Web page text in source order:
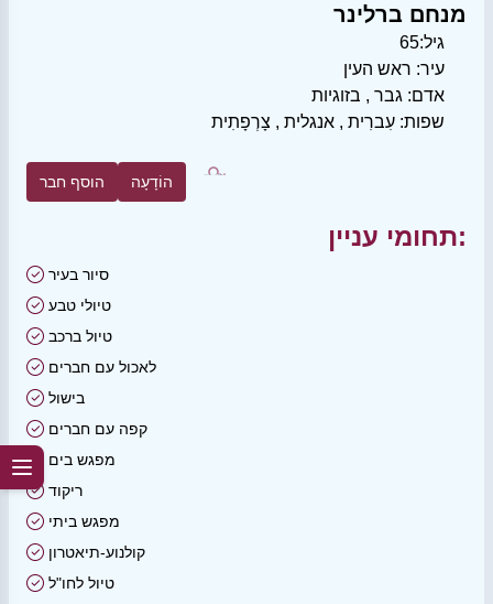
מנחם ברלינר
גיל:65
עיר: ראש העין
אדם: גבר , בזוגיות
שפות: עִברִית , אנגלית , צָרְפָתִית
הוסף חבר הוֹדָעָה
תחומי עניין:
סיור בעיר
טיולי טבע
טיול ברכב
לאכול עם חברים
בישול
קפה עם חברים
מפגש בים
ריקוד
מפגש ביתי
קולנוע-תיאטרון
טיול לחו"ל